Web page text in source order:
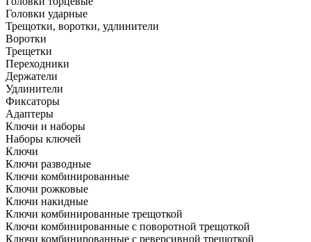
Головки ударные
Трещотки, воротки, удлинители
Воротки
Трещетки
Переходники
Держатели
Удлинители
Фиксаторы
Адаптеры
Ключи и наборы
Наборы ключей
Ключи
Ключи разводные
Ключи комбинированные
Ключи рожковые
Ключи накидные
Ключи комбинированные трещоткой
Ключи комбинированные с поворотной трещоткой
Ключи комбинированные с реверсивной трещоткой